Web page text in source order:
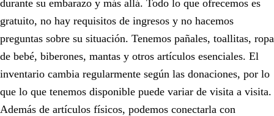
durante su embarazo y más allá. Todo lo que ofrecemos es
gratuito, no hay requisitos de ingresos y no hacemos
preguntas sobre su situación. Tenemos pañales, toallitas, ropa
de bebé, biberones, mantas y otros artículos esenciales. El
inventario cambia regularmente según las donaciones, por lo
que lo que tenemos disponible puede variar de visita a visita.
Además de artículos físicos, podemos conectarla con